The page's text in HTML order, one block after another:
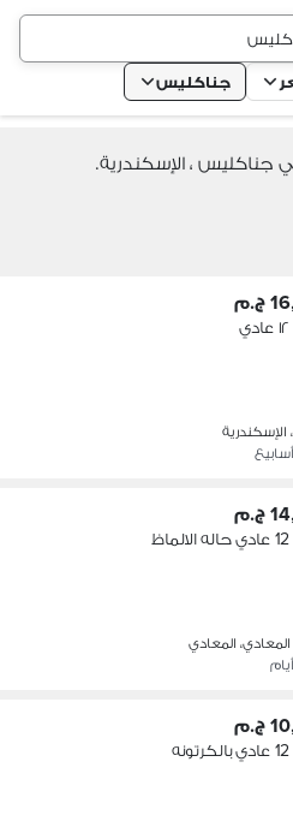
جناكليس
، الإسكندرية.
الإسكندرية
المعادي